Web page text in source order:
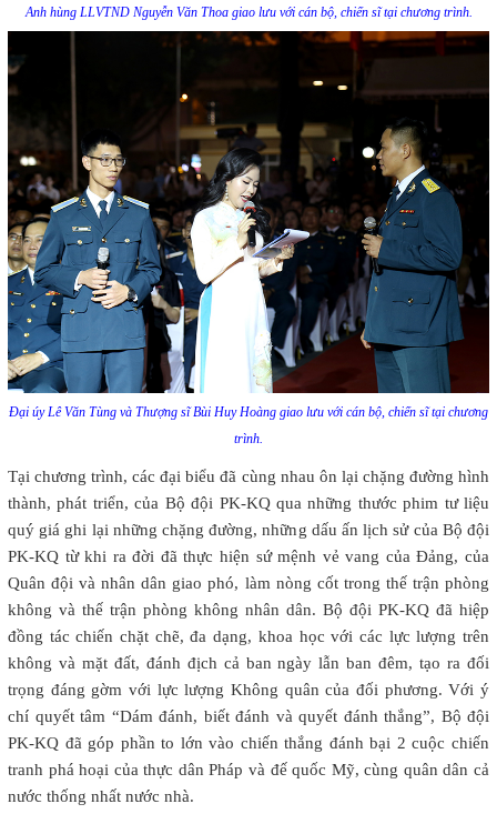
Anh hùng LLVTND Nguyễn Văn Thoa giao lưu với cán bộ, chiến sĩ tại chương trình.
Đại úy Lê Văn Tùng và Thượng sĩ Bùi Huy Hoàng giao lưu với cán bộ, chiến sĩ tại chương
trình.
Tại chương trình, các đại biểu đã cùng nhau ôn lại chặng đường hình
thành, phát triển, của Bộ đội PK-KQ qua những thước phim tư liệu
quý giá ghi lại những chặng đường, những dấu ấn lịch sử của Bộ đội
PK-KQ từ khi ra đời đã thực hiện sứ mệnh vẻ vang của Đảng, của
Quân đội và nhân dân giao phó, làm nòng cốt trong thế trận phòng
không và thế trận phòng không nhân dân. Bộ đội PK-KQ đã hiệp
đồng tác chiến chặt chẽ, đa dạng, khoa học với các lực lượng trên
không và mặt đất, đánh địch cả ban ngày lẫn ban đêm, tạo ra đối
trọng đáng gờm với lực lượng Không quân của đối phương. Với ý
chí quyết tâm “Dám đánh, biết đánh và quyết đánh thắng”, Bộ đội
PK-KQ đã góp phần to lớn vào chiến thắng đánh bại 2 cuộc chiến
tranh phá hoại của thực dân Pháp và đế quốc Mỹ, cùng quân dân cả
nước thống nhất nước nhà.